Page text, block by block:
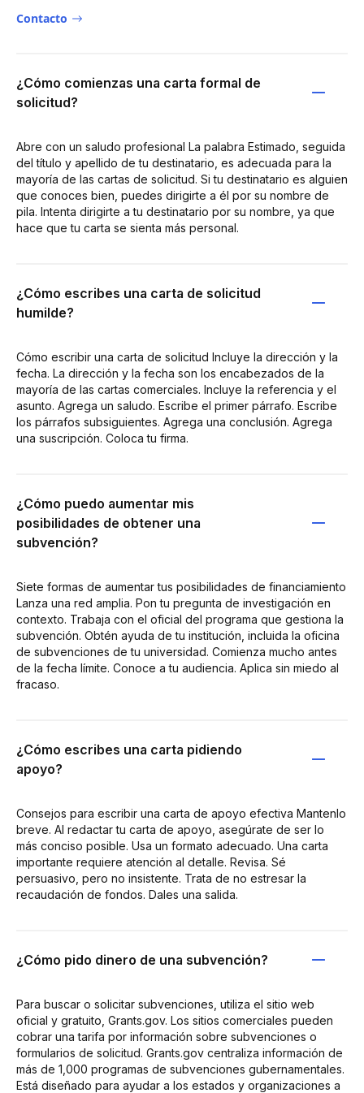
Contacto
¿Cómo comienzas una carta formal de
solicitud?
Abre con un saludo profesional La palabra Estimado, seguida
del título y apellido de tu destinatario, es adecuada para la
mayoría de las cartas de solicitud. Si tu destinatario es alguien
que conoces bien, puedes dirigirte a él por su nombre de
pila. Intenta dirigirte a tu destinatario por su nombre, ya que
hace que tu carta se sienta más personal.
¿Cómo escribes una carta de solicitud
humilde?
Cómo escribir una carta de solicitud Incluye la dirección y la
fecha. La dirección y la fecha son los encabezados de la
mayoría de las cartas comerciales. Incluye la referencia y el
asunto. Agrega un saludo. Escribe el primer párrafo. Escribe
los párrafos subsiguientes. Agrega una conclusión. Agrega
una suscripción. Coloca tu firma.
¿Cómo puedo aumentar mis
posibilidades de obtener una
subvención?
Siete formas de aumentar tus posibilidades de financiamiento
Lanza una red amplia. Pon tu pregunta de investigación en
contexto. Trabaja con el oficial del programa que gestiona la
subvención. Obtén ayuda de tu institución, incluida la oficina
de subvenciones de tu universidad. Comienza mucho antes
de la fecha límite. Conoce a tu audiencia. Aplica sin miedo al
fracaso.
¿Cómo escribes una carta pidiendo
apoyo?
Consejos para escribir una carta de apoyo efectiva Mantenlo
breve. Al redactar tu carta de apoyo, asegúrate de ser lo
más conciso posible. Usa un formato adecuado. Una carta
importante requiere atención al detalle. Revisa. Sé
persuasivo, pero no insistente. Trata de no estresar la
recaudación de fondos. Dales una salida.
¿Cómo pido dinero de una subvención?
Para buscar o solicitar subvenciones, utiliza el sitio web
oficial y gratuito, Grants.gov. Los sitios comerciales pueden
cobrar una tarifa por información sobre subvenciones o
formularios de solicitud. Grants.gov centraliza información de
más de 1,000 programas de subvenciones gubernamentales.
Está diseñado para ayudar a los estados y organizaciones a